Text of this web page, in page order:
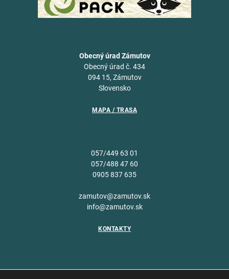
Obecný úrad Zámutov
Obecný úrad č. 434
094 15, Zámutov
Slovensko
MAPA / TRASA
057/449 63 01
057/488 47 60
0905 837 635
zamutov@zamutov.sk
info@zamutov.sk
KONTAKTY